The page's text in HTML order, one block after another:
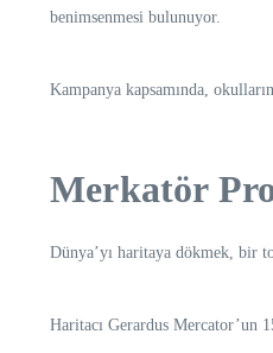
benimsenmesi bulunuyor.
Kampanya kapsamında,
Merkatör
Dünya’yı haritaya dökmek, bir
Haritacı Gerardus Mercator’un